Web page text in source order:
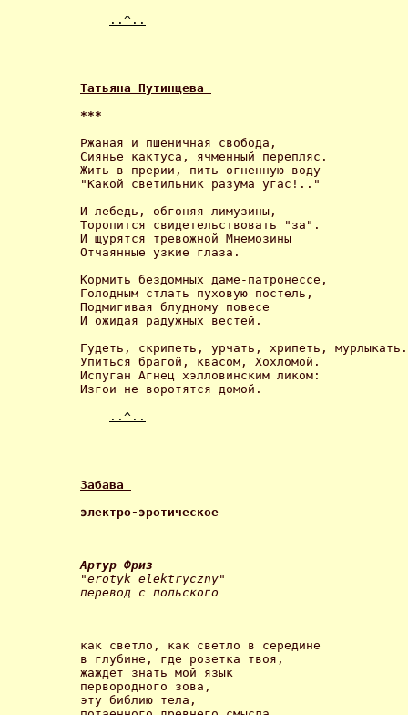
..^..
Татьяна Путинцева
***
Ржаная и пшеничная свобода,
Сиянье кактуса, ячменный перепляс.
Жить в прерии, пить огненную воду -
"Какой светильник разума угас!.."
И лебедь, обгоняя лимузины,
Торопится свидетельствовать "за".
И щурятся тревожной Мнемозины
Отчаянные узкие глаза.
Кормить бездомных даме-патронессе,
Голодным стлать пуховую постель,
Подмигивая блудному повесе
И ожидая радужных вестей.
Гудеть, скрипеть, урчать, хрипеть,
Упиться брагой, квасом, Хохломой.
Испуган Агнец хэлловинским ликом:
Изгои не воротятся домой.
..^..
Забава
электро-эротическое
"erotyk elektryczny"
как светло, как светло в середине
в глубине, где розетка твоя,
жаждет знать мой язык
первородного зова,
эту библию тела,